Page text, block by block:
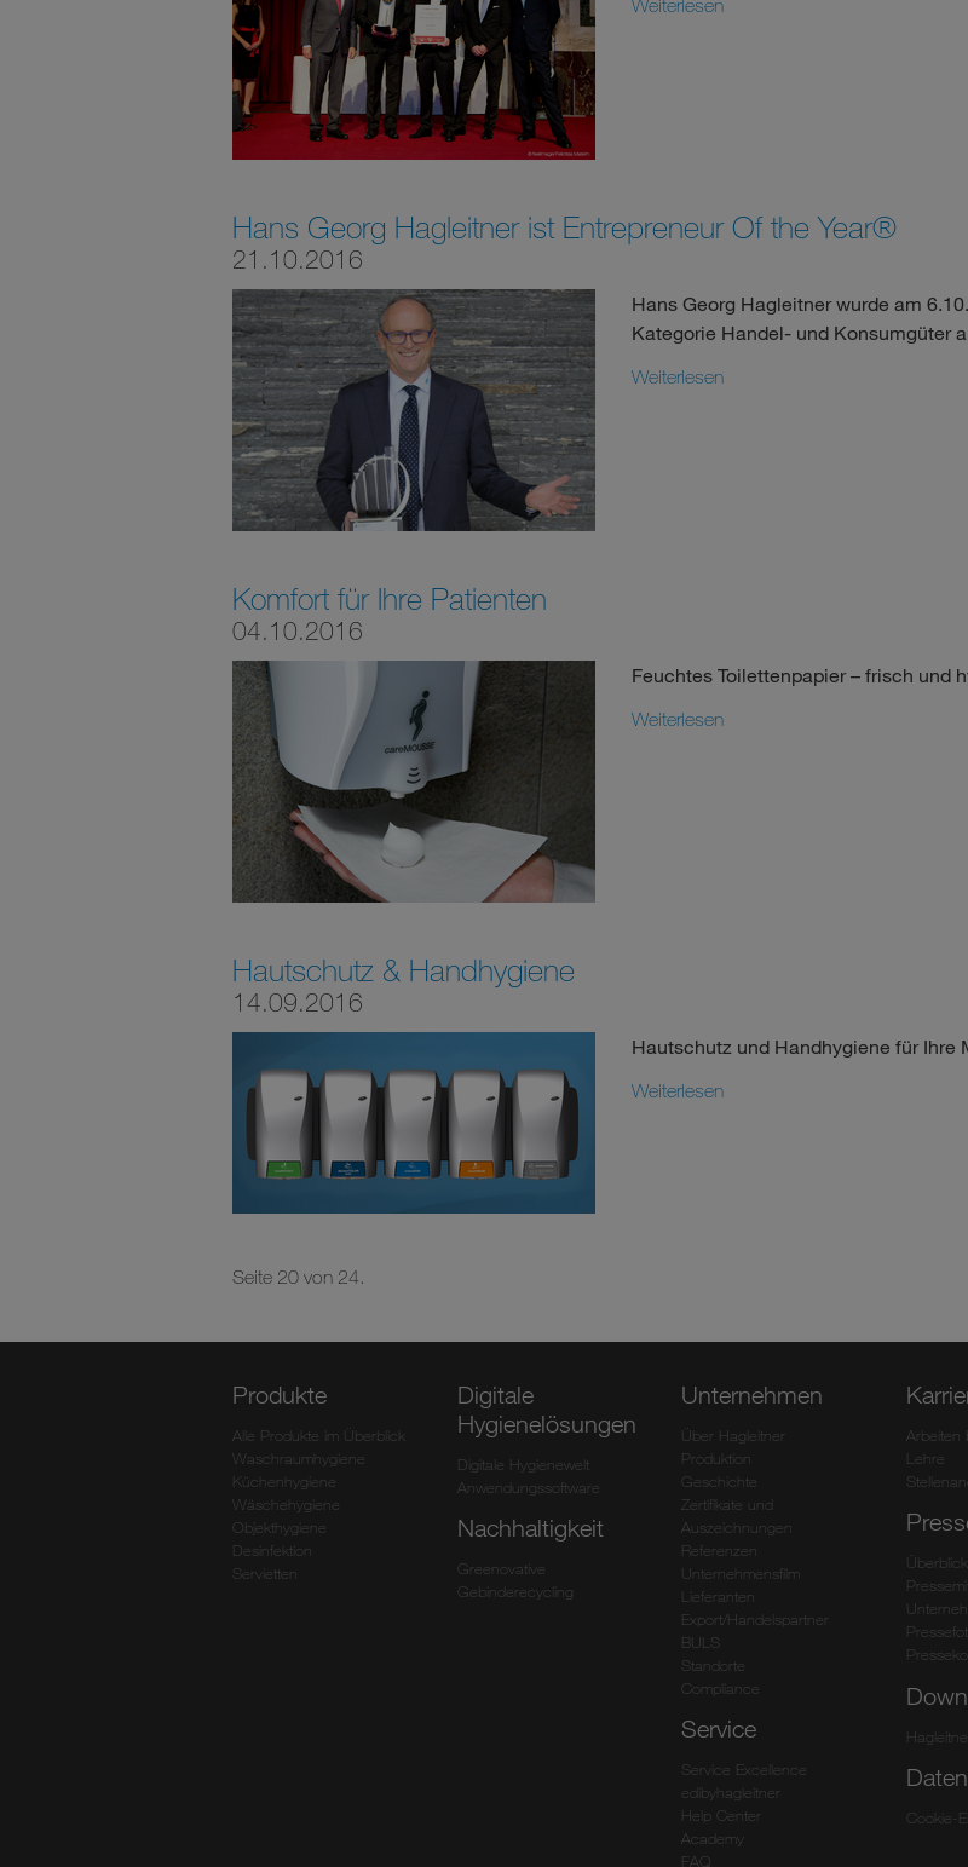
Weiterlesen
Hans Georg Hagleitner ist Entrepreneur Of the Year®
21.10.2016
Hans Georg Hagleitner wurde am
Kategorie Handel- und Konsumgüter
Weiterlesen
Komfort für Ihre Patienten
04.10.2016
Feuchtes Toilettenpapier – frisch und
Weiterlesen
Hautschutz & Handhygiene
14.09.2016
Hautschutz und Handhygiene für Ihre
Weiterlesen
Seite 20 von 24.
Produkte
Alle Produkte im Überblick
Waschraumhygiene
Küchenhygiene
Wäschehygiene
Objekthygiene
Desinfektion
Servietten
Digitale
Hygienelösungen
Digitale Hygienewelt
Anwendungssoftware
Nachhaltigkeit
Greenovative
Gebinderecycling
Unternehmen
Über Hagleitner
Produktion
Geschichte
Zertifikate und
Auszeichnungen
Referenzen
Unternehmensfilm
Lieferanten
Export/Handelspartner
BULS
Standorte
Compliance
Service
Service Excellence
edibyhagleitner
Help Center
Academy
FAQ
Arbeiten
Lehre
Überblick
Cookie-